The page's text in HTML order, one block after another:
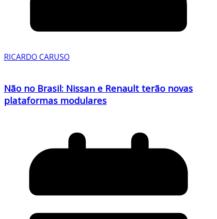
RICARDO CARUSO
Não no Brasil: Nissan e Renault terão novas
plataformas modulares